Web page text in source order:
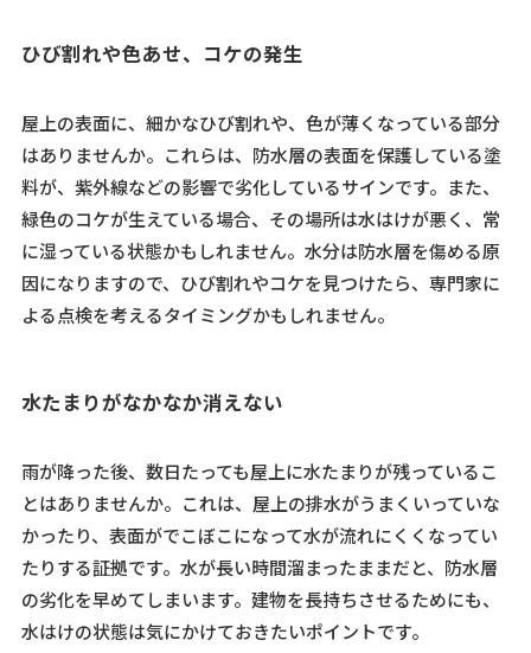
ひび割れや色あせ、コケの発生
屋上の表面に、細かなひび割れや、色が薄くなっている部分
はありませんか。これらは、防水層の表面を保護している塗
料が、紫外線などの影響で劣化しているサインです。また、
緑色のコケが生えている場合、その場所は水はけが悪く、常
に湿っている状態かもしれません。水分は防水層を傷める原
因になりますので、ひび割れやコケを見つけたら、専門家に
よる点検を考えるタイミングかもしれません。
水たまりがなかなか消えない
雨が降った後、数日たっても屋上に水たまりが残っているこ
とはありませんか。これは、屋上の排水がうまくいっていな
かったり、表面がでこぼこになって水が流れにくくなってい
たりする証拠です。水が長い時間溜まったままだと、防水層
の劣化を早めてしまいます。建物を長持ちさせるためにも、
水はけの状態は気にかけておきたいポイントです。